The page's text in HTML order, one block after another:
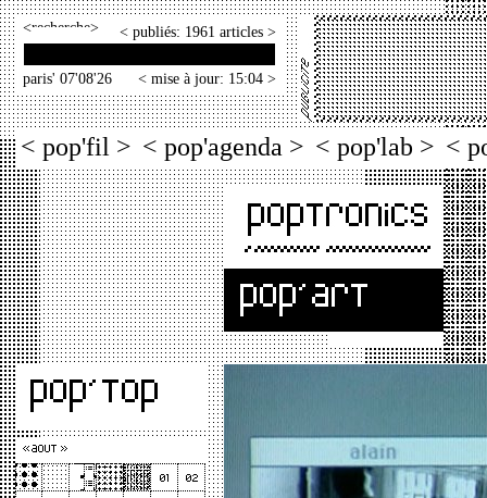
< > < publiés: 1961 articles >
paris' 07'08'26 < mise à jour: 15:04 >
< pop'fil > < pop'agenda > < pop'lab > <